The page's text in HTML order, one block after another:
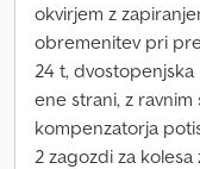
okvirjem z
obremenitev pri
24 t,
ene strani, z
kompenzatorja
2 zagozdi za kolesa